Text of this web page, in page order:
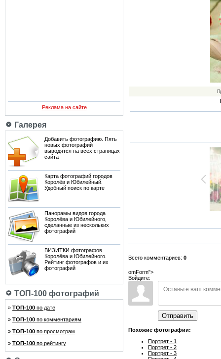
Реклама на сайте
Галерея
Добавить фотографию. Пять
новых фотографий
выводятся на всех страницах
сайта
Карта фотографий городов
Королёв и Юбилейный.
Удобный поиск по карте
Панорамы видов города
Королёва и Юбилейного,
сделанные из нескольких
фотографий
ВИЗИТКИ фотографов
Королёва и Юбилейного.
Рейтинг фотографов и их
фотографий
ТОП-100 фотографий
» ТОП-100 по дате
» ТОП-100 по комментариям
» ТОП-100 по просмотрам
» ТОП-100 по рейтингу
Всего комментариев: 0
omForm">
Войдите:
Отправить
Похожие фотографии:
Портрет - 1
Портрет - 2
Портрет - 3